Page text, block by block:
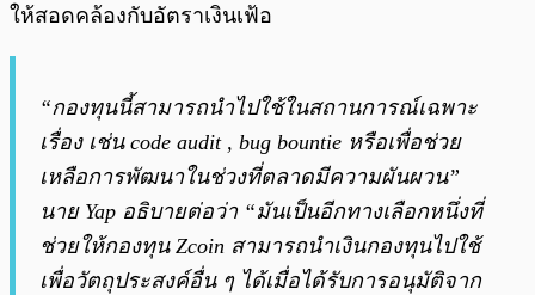
ให้สอดคล้องกับอัตราเงินเฟ้อ
“กองทุนนี้สามารถนำไปใช้ในสถานการณ์เฉพาะ
เรื่อง เช่น code audit , bug bountie หรือเพื่อช่วย
เหลือการพัฒนาในช่วงที่ตลาดมีความผันผวน”
นาย Yap อธิบายต่อว่า “มันเป็นอีกทางเลือกหนึ่งที่
ช่วยให้กองทุน Zcoin สามารถนำเงินกองทุนไปใช้
เพื่อวัตถุประสงค์อื่น ๆ ได้เมื่อได้รับการอนุมัติจาก